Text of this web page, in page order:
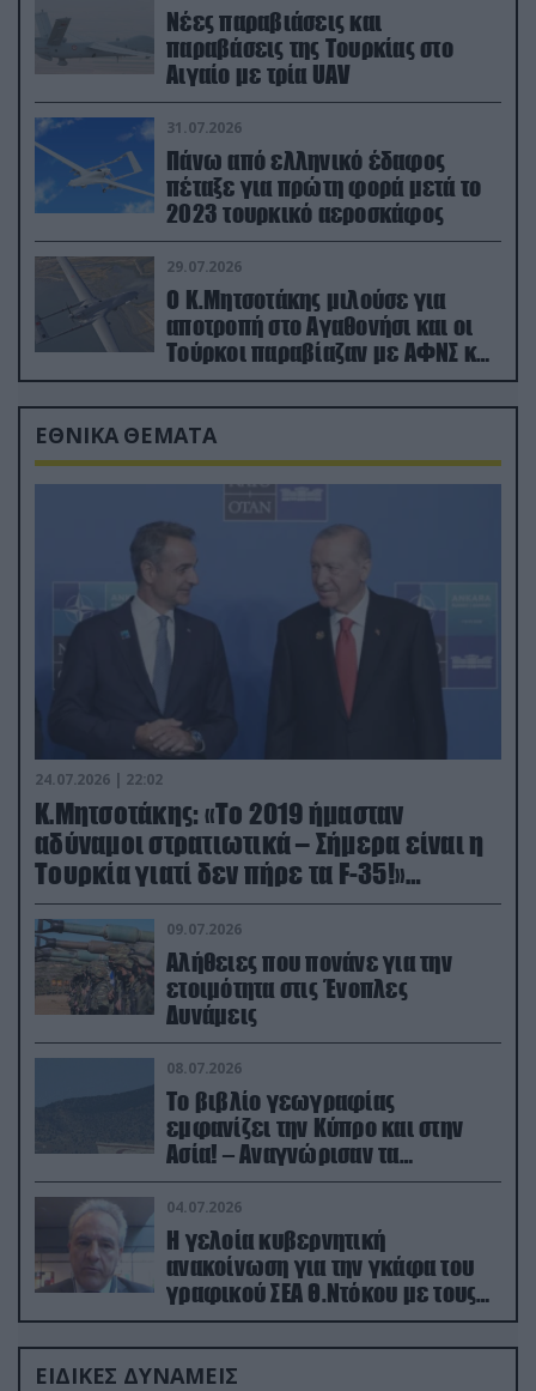
Νέες παραβιάσεις και
παραβάσεις της Τουρκίας στο
Αιγαίο με τρία UAV
31.07.2026
Πάνω από ελληνικό έδαφος
πέταξε για πρώτη φορά μετά το
2023 τουρκικό αεροσκάφος
29.07.2026
Ο Κ.Μητσοτάκης μιλούσε για
αποτροπή στο Αγαθονήσι και οι
Τούρκοι παραβίαζαν με ΑΦΝΣ και
drone
ΕΘΝΙΚΑ ΘΕΜΑΤΑ
24.07.2026 | 22:02
Κ.Μητσοτάκης: «Το 2019 ήμασταν
αδύναμοι στρατιωτικά – Σήμερα είναι η
Τουρκία γιατί δεν πήρε τα F-35!»
(βίντεο)
09.07.2026
Αλήθειες που πονάνε για την
ετοιμότητα στις Ένοπλες
Δυνάμεις
08.07.2026
Το βιβλίο γεωγραφίας
εμφανίζει την Κύπρο και στην
Ασία! – Αναγνώρισαν τα
κατεχόμενα; (φωτο)
04.07.2026
Η γελοία κυβερνητική
ανακοίνωση για την γκάφα του
γραφικού ΣΕΑ Θ.Ντόκου με τους
Ρώσους φαρσέρ
ΕΙΔΙΚΕΣ ΔΥΝΑΜΕΙΣ